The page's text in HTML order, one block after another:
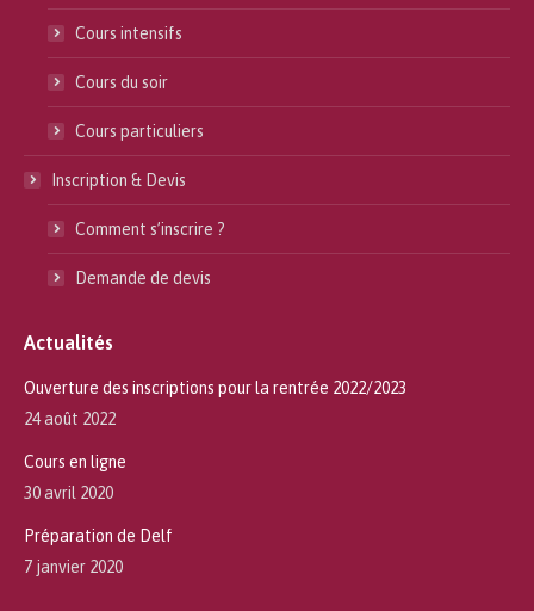
Cours intensifs
Cours du soir
Cours particuliers
Inscription & Devis
Comment s’inscrire ?
Demande de devis
Actualités
Ouverture des inscriptions pour la rentrée 2022/2023
24 août 2022
Cours en ligne
30 avril 2020
Préparation de Delf
7 janvier 2020